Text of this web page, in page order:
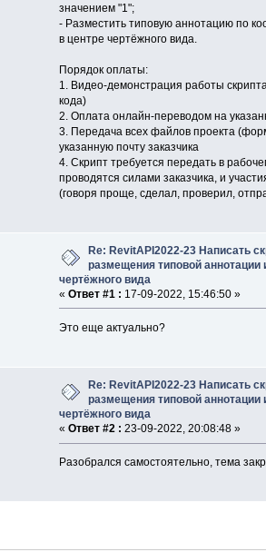
значением "1";
- Разместить типовую аннотацию по
в центре чертёжного вида.
Порядок оплаты:
1. Видео-демонстрация работы
кода)
2. Оплата онлайн-переводом на
3. Передача всех файлов проекта
указанную почту заказчика
4. Скрипт требуется передать в
проводятся силами заказчика, и
(говоря проще, сделал, проверил,
Re: RevitAPI2022-23 Написать
размещения типовой аннотации
чертёжного вида
« Ответ #1 : 17-09-2022, 15:46:50 »
Это еще актуально?
Re: RevitAPI2022-23 Написать
размещения типовой аннотации
чертёжного вида
« Ответ #2 : 23-09-2022, 20:08:48 »
Разобрался самостоятельно, тема